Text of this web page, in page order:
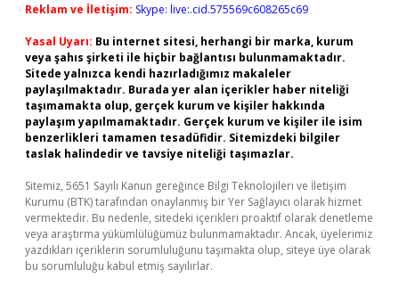
Reklam ve İletişim: Skype: live:.cid.575569c608265c69
Yasal Uyarı: Bu internet sitesi, herhangi bir marka, kurum
veya şahıs şirketi ile hiçbir bağlantısı bulunmamaktadır.
Sitede yalnızca kendi hazırladığımız makaleler
paylaşılmaktadır. Burada yer alan içerikler haber niteliği
taşımamakta olup, gerçek kurum ve kişiler hakkında
paylaşım yapılmamaktadır. Gerçek kurum ve kişiler ile isim
benzerlikleri tamamen tesadüfidir. Sitemizdeki bilgiler
taslak halindedir ve tavsiye niteliği taşımazlar.
Sitemiz, 5651 Sayılı Kanun gereğince Bilgi Teknolojileri ve İletişim
Kurumu (BTK) tarafından onaylanmış bir Yer Sağlayıcı olarak hizmet
vermektedir. Bu nedenle, sitedeki içerikleri proaktif olarak denetleme
veya araştırma yükümlülüğümüz bulunmamaktadır. Ancak, üyelerimiz
yazdıkları içeriklerin sorumluluğunu taşımakta olup, siteye üye olarak
bu sorumluluğu kabul etmiş sayılırlar.